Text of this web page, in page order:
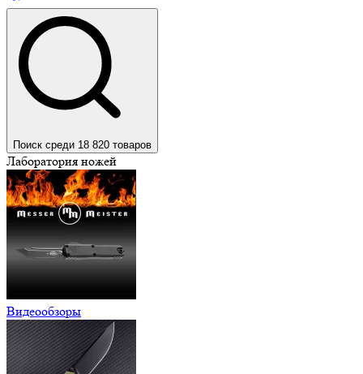
Поиск среди 18 820 товаров
Лаборатория ножей
Видеообзоры